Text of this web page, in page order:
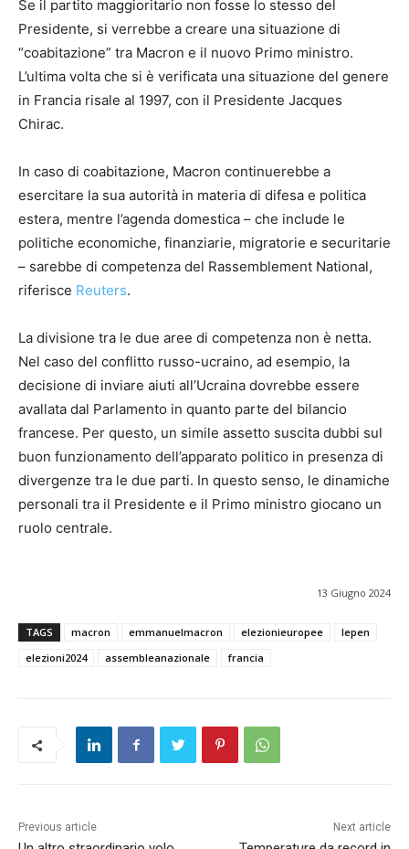
Se il partito maggioritario non fosse lo stesso del
Presidente, si verrebbe a creare una situazione di
“coabitazione” tra Macron e il nuovo Primo ministro.
L’ultima volta che si è verificata una situazione del genere
in Francia risale al 1997, con il Presidente Jacques
Chirac.
In caso di coabitazione, Macron continuerebbe a
esercitare la sua autorità in materia di difesa e politica
estera, mentre l’agenda domestica – che include le
politiche economiche, finanziarie, migratorie e securitarie
– sarebbe di competenza del Rassemblement National,
riferisce Reuters.
La divisione tra le due aree di competenza non è netta.
Nel caso del conflitto russo-ucraino, ad esempio, la
decisione di inviare aiuti all’Ucraina dovrebbe essere
avallata dal Parlamento in quanto parte del bilancio
francese. Per questo, un simile assetto suscita dubbi sul
buon funzionamento dell’apparato politico in presenza di
divergenze tra le due parti. In questo senso, le dinamiche
personali tra il Presidente e il Primo ministro giocano un
ruolo centrale.
13 Giugno 2024
TAGS macron emmanuelmacron elezionieuropee
lepen
elezioni2024
assembleanazionale francia
Previous article Next article